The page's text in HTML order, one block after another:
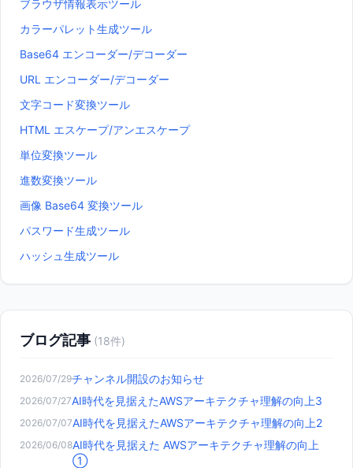
ブラウザ情報表示ツール
カラーパレット生成ツール
Base64 エンコーダー/デコーダー
URL エンコーダー/デコーダー
文字コード変換ツール
HTML エスケープ/アンエスケープ
単位変換ツール
進数変換ツール
画像 Base64 変換ツール
パスワード生成ツール
ハッシュ生成ツール
ブログ記事 (18件)
2026/07/29チャンネル開設のお知らせ
2026/07/27AI時代を見据えたAWSアーキテクチャ理解の向上3
2026/07/07AI時代を見据えたAWSアーキテクチャ理解の向上2
2026/06/08AI時代を見据えた AWSアーキテクチャ理解の向上
①